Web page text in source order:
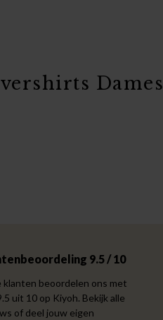
Dames
9.5 / 10
klanten beoordelen ons met
uit 10 op Kiyoh. Bekijk alle
of deel jouw eigen